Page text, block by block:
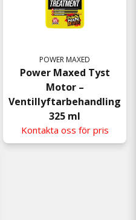
POWER MAXED
Power Maxed Tyst
Motor –
Ventillyftarbehandling
325 ml
Kontakta oss för pris